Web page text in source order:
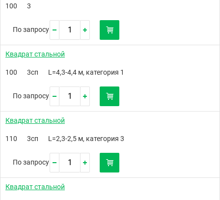
100 3
По запросу
Квадрат стальной
100 3сп L=4,3-4,4 м, категория 1
По запросу
Квадрат стальной
110 3сп L=2,3-2,5 м, категория 3
По запросу
Квадрат стальной